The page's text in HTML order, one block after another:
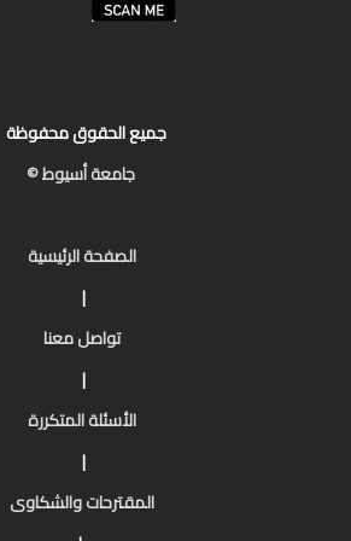
جميع الحقوق محفوظة
جامعة أسيوط ©
الصفحة الرئيسية
|
تواصل معنا
|
الأسئلة المتكررة
|
المقترحات والشكاوى